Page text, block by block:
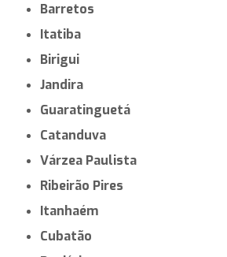
Barretos
Itatiba
Birigui
Jandira
Guaratinguetá
Catanduva
Várzea Paulista
Ribeirão Pires
Itanhaém
Cubatão